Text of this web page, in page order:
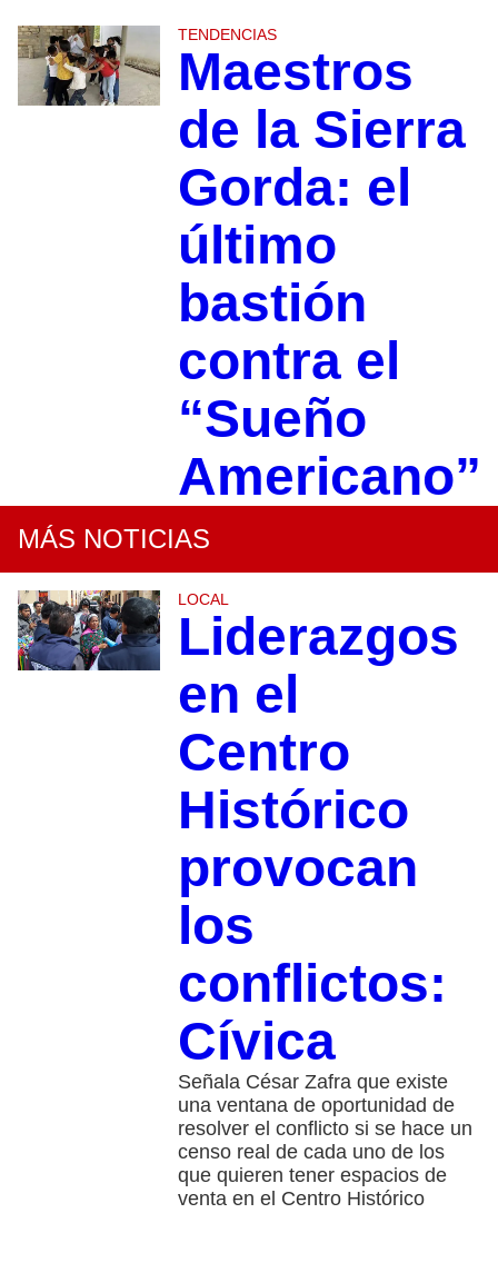
TENDENCIAS
Maestros
de la Sierra
Gorda: el
último
bastión
contra el
“Sueño
Americano”
MÁS NOTICIAS
LOCAL
Liderazgos
en el
Centro
Histórico
provocan
los
conflictos:
Cívica
Señala César Zafra que existe
una ventana de oportunidad de
resolver el conflicto si se hace un
censo real de cada uno de los
que quieren tener espacios de
venta en el Centro Histórico